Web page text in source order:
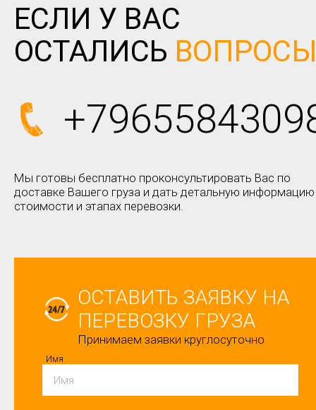
ЕСЛИ У ВАС
ОСТАЛИСЬ
Мы готовы бесплатно проконсультировать Вас по
доставке Вашего груза и дать детальную
стоимости и этапах перевозки.
ОСТАВИТЬ ЗАЯВКУ НА
ПЕРЕВОЗКУ ГРУЗА
Принимаем заявки круглосуточно
Имя